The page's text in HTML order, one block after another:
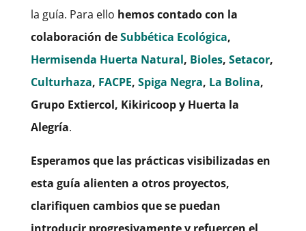
la guía. Para ello hemos contado con la
colaboración deSubbética Ecológica,
Hermisenda Huerta Natural, Bioles, Setacor,
Culturhaza, FACPE, Spiga Negra, La Bolina,
Grupo Extiercol, Kikiricoop y Huerta la
Alegría.
Esperamos que las prácticas visibilizadas en
esta guía alienten a otros proyectos,
clarifiquen cambios que se puedan